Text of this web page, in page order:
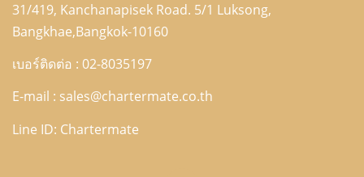
31/419, Kanchanapisek Road. 5/1 Luksong,
Bangkhae,Bangkok-10160
เบอร์ติดต่อ : 02-8035197
E-mail : sales@chartermate.co.th
Line ID: Chartermate